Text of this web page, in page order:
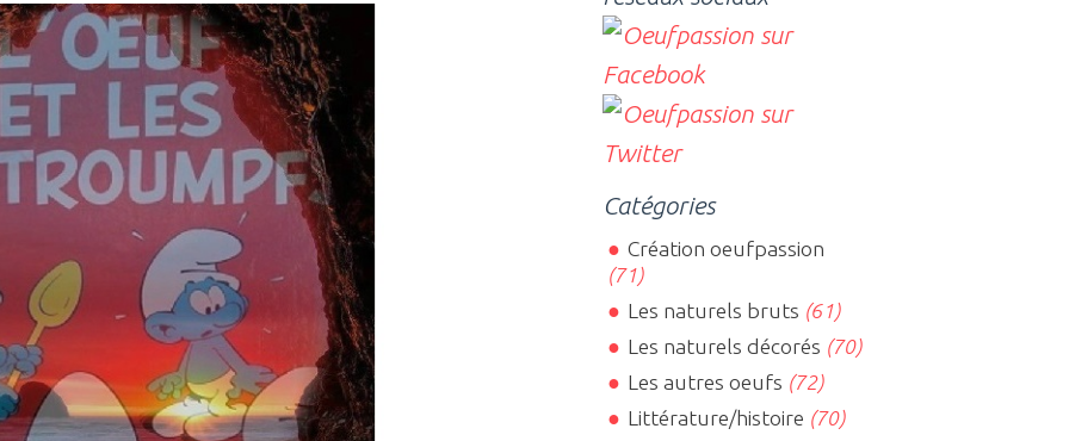
Catégories
Création oeufpassion
(71)
Les naturels bruts (61)
Les naturels décorés (70)
Les autres oeufs (72)
Littérature/histoire (70)